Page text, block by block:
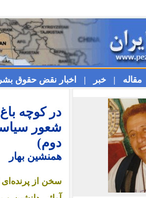
مقاله | خبر | اخبار نقض حقوق
در کوچه
شعور
دوم)
همنشین بهار
سخن از پرنده‌ای